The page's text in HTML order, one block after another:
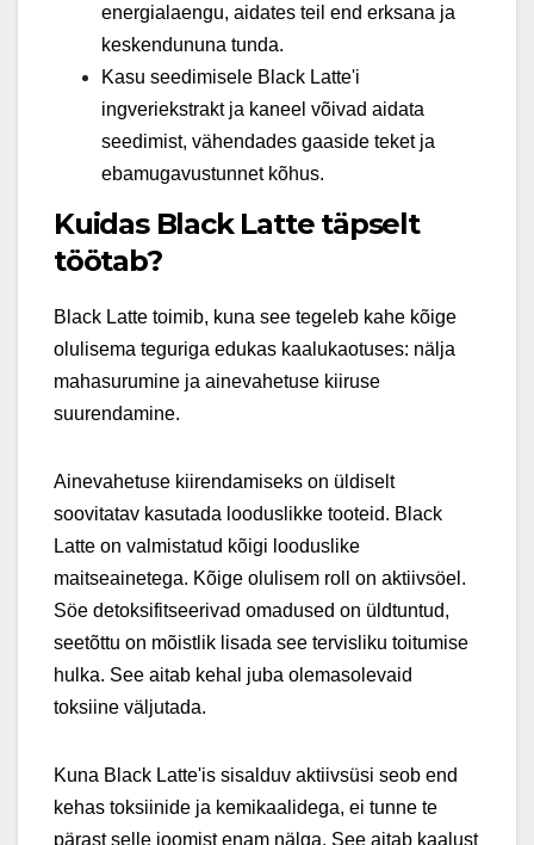
energialaengu, aidates teil end erksana ja
keskendununa tunda.
Kasu seedimisele Black Latte'i
ingveriekstrakt ja kaneel võivad aidata
seedimist, vähendades gaaside teket ja
ebamugavustunnet kõhus.
Kuidas Black Latte täpselt
töötab?
Black Latte toimib, kuna see tegeleb kahe kõige
olulisema teguriga edukas kaalukaotuses: nälja
mahasurumine ja ainevahetuse kiiruse
suurendamine.
Ainevahetuse kiirendamiseks on üldiselt
soovitatav kasutada looduslikke tooteid. Black
Latte on valmistatud kõigi looduslike
maitseainetega. Kõige olulisem roll on aktiivsöel.
Söe detoksifitseerivad omadused on üldtuntud,
seetõttu on mõistlik lisada see tervisliku toitumise
hulka. See aitab kehal juba olemasolevaid
toksiine väljutada.
Kuna Black Latte'is sisalduv aktiivsüsi seob end
kehas toksiinide ja kemikaalidega, ei tunne te
pärast selle joomist enam nälga. See aitab kaalust